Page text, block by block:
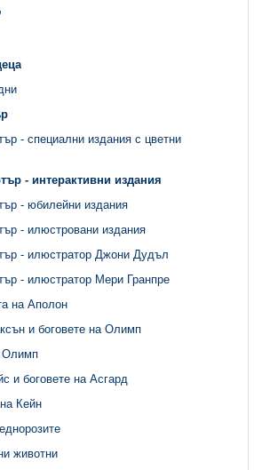
- специални издания с цветни
- интерактивни издания
- юбилейни издания
- илюстровани издания
- илюстратор Джони Дудъл
- илюстратор Мери Гранпре
на Аполон
и боговете на Олимп
Олимп
и боговете на Асгард
Кейн
животни